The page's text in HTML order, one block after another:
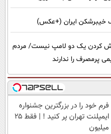
خیبرشکن ایران (+عکس)
کردن یک دو لامپ نیست/ مردم
پرمصرف را ندارند
فرم خود را در بزرگترین جشنواره
ایمپلنت تهران پر کنید ! | فقط ۲۵
میلیون